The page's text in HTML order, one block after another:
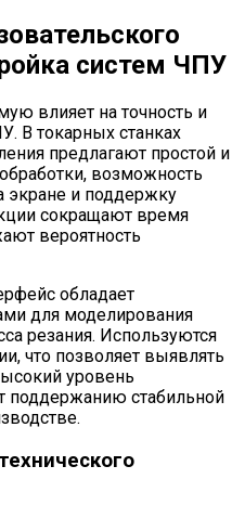
систем ЧПУ
влияет на точность и
В токарных станках
предлагают простой и
возможность
экране и поддержку
сокращают время
вероятность
обладает
для моделирования
резания. Используются
что позволяет выявлять
уровень
поддержанию стабильной